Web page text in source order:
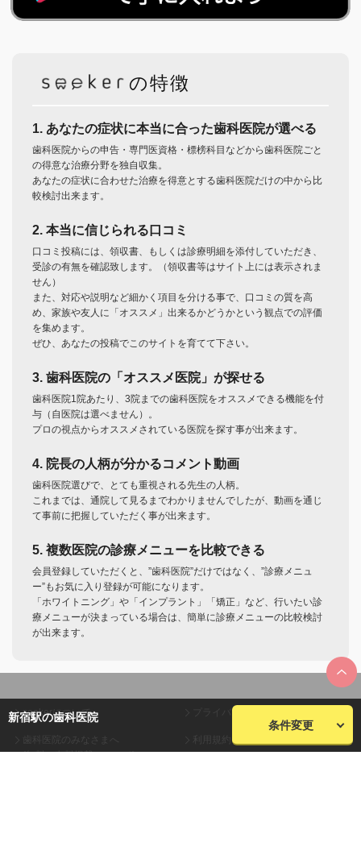
新宿駅の歯科医院
条件変更
の特徴
1. あなたの症状に本当に合った歯科医院が選べる
歯科医院からの申告・専門医資格・標榜科目などから歯科医院ごと
の得意な治療分野を独自収集。
あなたの症状に合わせた治療を得意とする歯科医院だけの中から比
較検討出来ます。
2. 本当に信じられる口コミ
口コミ投稿には、領収書、もしくは診療明細を添付していただき、
受診の有無を確認致します。（領収書等はサイト上には表示されま
せん）
また、対応や説明など細かく項目を分ける事で、口コミの質を高
め、家族や友人に「オススメ」出来るかどうかという観点での評価
を集めます。
ぜひ、あなたの投稿でこのサイトを育てて下さい。
3. 歯科医院の「オススメ医院」が探せる
歯科医院1院あたり、3院までの歯科医院をオススメできる機能を付
与（自医院は選べません）。
プロの視点からオススメされている医院を探す事が出来ます。
4. 院長の人柄が分かるコメント動画
歯科医院選びで、とても重視される先生の人柄。
これまでは、通院して見るまでわかりませんでしたが、動画を通じ
て事前に把握していただく事が出来ます。
5. 複数医院の診療メニューを比較できる
会員登録していただくと、”歯科医院”だけではなく、”診療メニュ
ー”もお気に入り登録が可能になります。
「ホワイトニング」や「インプラント」「矯正」など、行いたい診
療メニューが決まっている場合は、簡単に診療メニューの比較検討
が出来ます。
seekerについて
歯科医院のみなさまへ
(無料・有料掲載について)
プライバシーポリシー